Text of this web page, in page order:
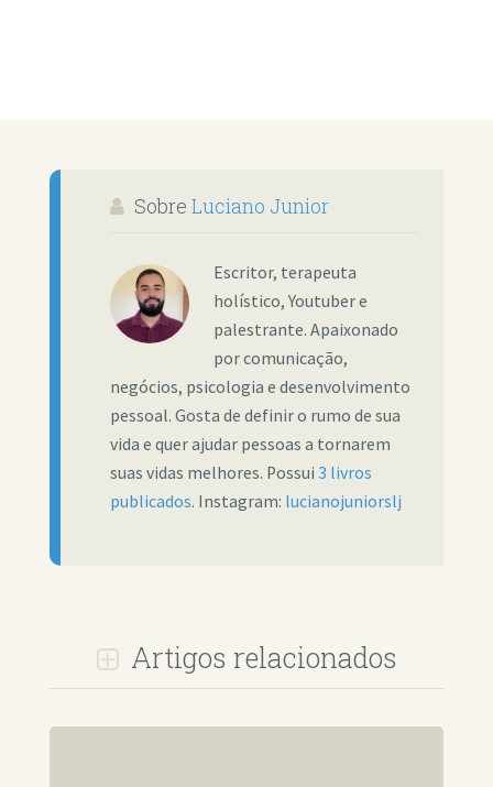
Sobre Luciano Junior
Escritor, terapeuta
holístico, Youtuber e
palestrante. Apaixonado
por comunicação,
negócios, psicologia e desenvolvimento
pessoal. Gosta de definir o rumo de sua
vida e quer ajudar pessoas a tornarem
suas vidas melhores. Possui 3 livros
publicados. Instagram: lucianojuniorslj
Artigos relacionados